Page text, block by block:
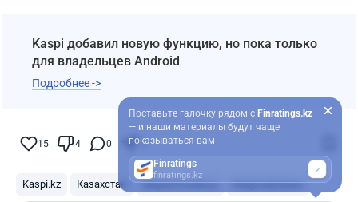
Kaspi добавил новую функцию, но пока только
для владельцев Android
Подробнее ->
15 4 0 11
Kaspi.kz Казахстан Маркетплейсы Kaspi магазин
Поставьте галочку рядом с Finratings.kz
— и наши материалы будут чаще
показываться вам
Finratings
finratings.kz